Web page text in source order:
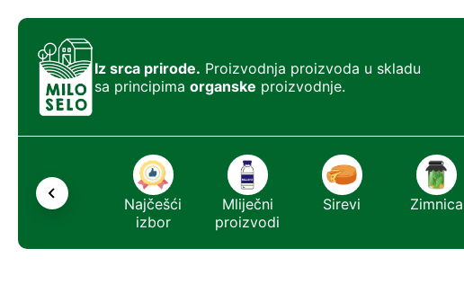
Iz srca prirode. Proizvodnja proizvoda u skladu
sa principima organske proizvodnje.
Ostalo
Najčešći
izbor
Mliječni
proizvodi
Sirevi Zimnica